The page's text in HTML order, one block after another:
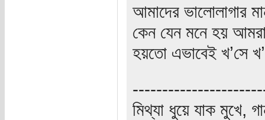
আমাদের ভালোলাগার
কেন যেন মনে হয়
হয়তো এভাবেই খ’সে
মিথ্যা ধুয়ে যাক মুখে,